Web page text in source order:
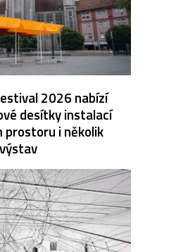
2026 nabízí
desítky instalací
prostoru i několik
výstav